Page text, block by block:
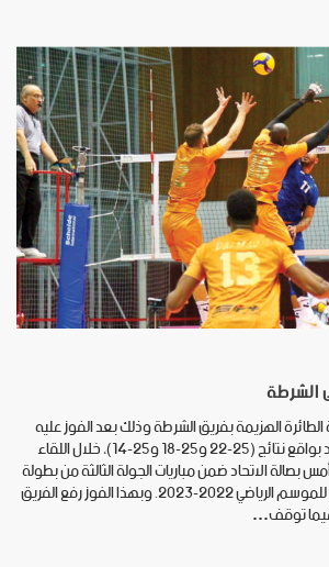
الشرطة
الهزيمة بفريق الشرطة وذلك بعد الفوز عليه
بنتيجة ثلاثة أشواط دون رد بواقع نتائج (25-22 و25-18 و25-14)، خلال اللقاء
بصالة الاتحاد ضمن مباريات الجولة الثالثة من بطولة
الدوري العام للكرة الطائرة للموسم الرياضي 2022-2023. وبهذا الفوز رفع الفريق